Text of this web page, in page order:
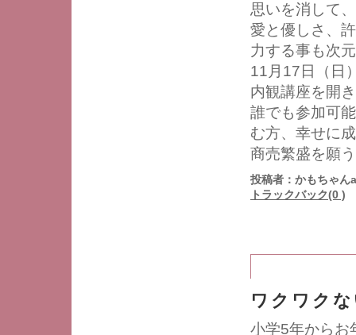
思いを消して、
愛と優しさ、
力する事も次
11月17日（日
内観講座を開
誰でも参加可
む方、幸せに
商売繁盛を願
投稿者：かもちゃ
トラックバック(0 )
ワクワク
小学5年からお